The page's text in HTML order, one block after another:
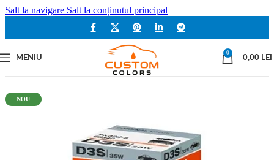
Salt la navigare Salt la conținutul principal
MENIU
0
0,00 LEI
NOU